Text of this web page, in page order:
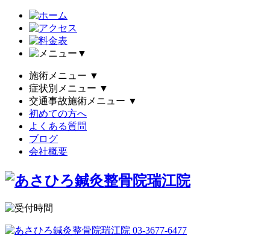
▼
施術メニュー ▼
症状別メニュー ▼
交通事故施術メニュー ▼
初めての方へ
よくある質問
ブログ
会社概要